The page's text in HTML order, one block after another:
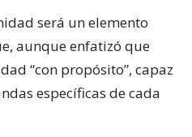
será un elemento
aunque enfatizó que
“con propósito”, capaz
específicas de cada